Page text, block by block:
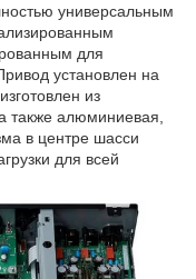
универсальным
для
установлен на
из
также алюминиевая,
в центре шасси
для всей